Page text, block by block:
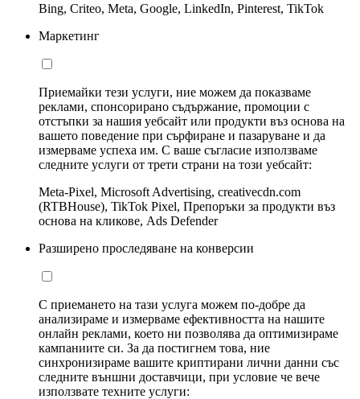
Bing, Criteo, Meta, Google, LinkedIn, Pinterest, TikTok
Маркетинг
Приемайки тези услуги, ние можем да показваме
реклами, спонсорирано съдържание, промоции с
отстъпки за нашия уебсайт или продукти въз основа на
вашето поведение при сърфиране и пазаруване и да
измерваме успеха им. С ваше съгласие използваме
следните услуги от трети страни на този уебсайт:
Meta-Pixel, Microsoft Advertising, creativecdn.com
(RTBHouse), TikTok Pixel, Препоръки за продукти въз
основа на кликове, Ads Defender
Разширено проследяване на конверсии
С приемането на тази услуга можем по-добре да
анализираме и измерваме ефективността на нашите
онлайн реклами, което ни позволява да оптимизираме
кампаниите си. За да постигнем това, ние
синхронизираме вашите криптирани лични данни със
следните външни доставчици, при условие че вече
използвате техните услуги: